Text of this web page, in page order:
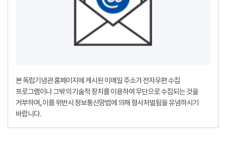
본 독립기념관 홈페이지에 게시된 이메일 주소가 전자우편 수집
프로그램이나 그밖의 기술적 장치를 이용하여 무단으로 수집되는 것을
거부하며, 이를 위반시 정보통신망법에 의해 형사처벌됨을 유념하시기
바랍니다.